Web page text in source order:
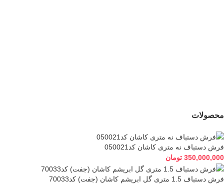
محصولات
فرش دستباف نه متری کاشان کد050021
350,000,000 تومان
فرش دستباف 1.5 متری گل ابریشم کاشان (جفت) کد70033